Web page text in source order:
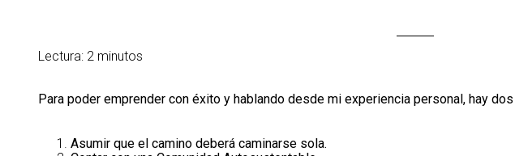
Lectura: 2 minutos
Para poder emprender con éxito y hablando desde mi experiencia personal, hay
Asumir que el camino deberá caminarse sola.